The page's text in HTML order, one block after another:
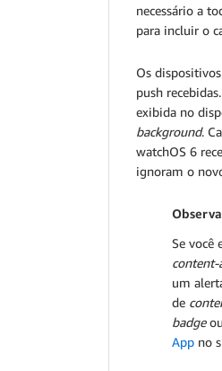
necessário a
para incluir o
Os
push
exibida no
background.
watchOS 6
ignoram o
Se você
content-
um
de
badgeou
App no